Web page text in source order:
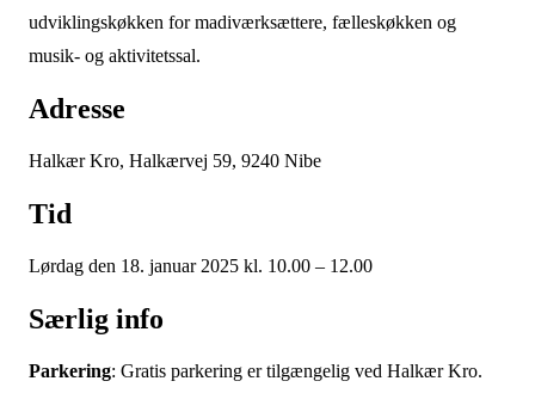
udviklingskøkken for madiværksættere, fælleskøkken og
musik- og aktivitetssal.
Adresse
Halkær Kro, Halkærvej 59, 9240 Nibe
Tid
Lørdag den 18. januar 2025 kl. 10.00 – 12.00
Særlig info
Parkering: Gratis parkering er tilgængelig ved Halkær Kro.